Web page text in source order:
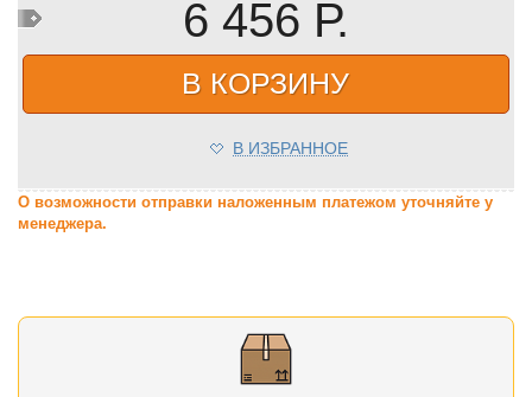
6 456 Р.
В КОРЗИНУ
В ИЗБРАННОЕ
О возможности отправки наложенным платежом уточняйте у
менеджера.